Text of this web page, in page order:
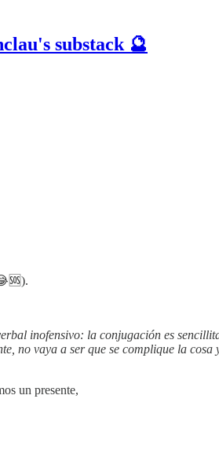
substack 🔮
inofensivo: la conjugación es
no vaya a ser que se complique la
un presente,